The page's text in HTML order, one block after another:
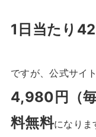
1日当たり
ですが、公式サイ
4,980円（
料無料になりま